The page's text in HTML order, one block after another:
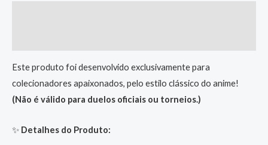
Este produto foi desenvolvido exclusivamente para
colecionadores apaixonados, pelo estilo clássico do anime!
(Não é válido para duelos oficiais ou torneios.)
✨ Detalhes do Produto: